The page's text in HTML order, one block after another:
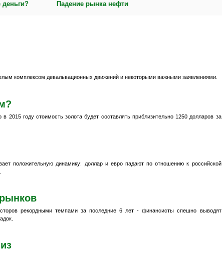
деньги? Падение рынка нефти
комплексом девальвационных движений и некоторыми важными заявлениями.
2015 году стоимость золота будет составлять приблизительно 1250 долларов за
положительную динамику: доллар и евро падают по отношению к российской
рекордными темпами за последние 6 лет - финансисты спешно выводят